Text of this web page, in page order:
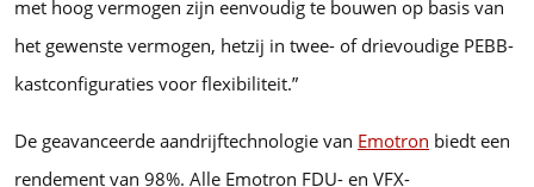
met hoog vermogen zijn eenvoudig te bouwen op basis van
het gewenste vermogen, hetzij in twee- of drievoudige PEBB-
kastconfiguraties voor flexibiliteit.”
De geavanceerde aandrijftechnologie van Emotron biedt een
rendement van 98%. Alle Emotron FDU- en VFX-